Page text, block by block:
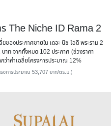
The Niche ID Rama 2
องประกาศขายใน เดอะ นิช ไอดี พระราม 2
ท จากทั้งหมด 102 ประกาศ (ช่วงราคา
ว่าค่าเฉลี่ยโครงการประมาณ 12%
งการประมาณ 53,707 บาท/ตร.ม.)